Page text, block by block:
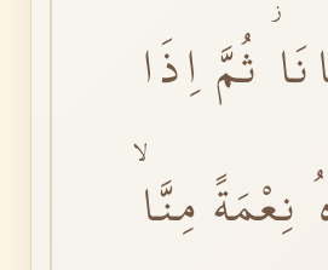
ثُمَّ اِذَا
مِنَّاۙ